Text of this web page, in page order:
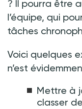
? Il pourra être
l’équipe, qui
tâches
Voici quelques
n’est
Mettre à
classer